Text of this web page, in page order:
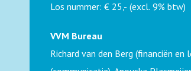
Los nummer: € 25,- (excl. 9% btw)
VVM Bureau
Richard van den Berg (financiën